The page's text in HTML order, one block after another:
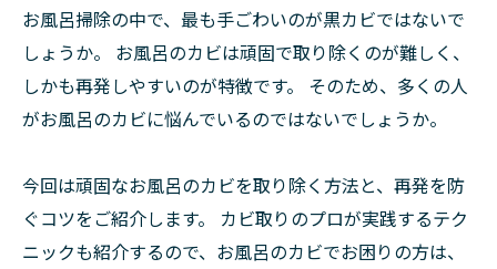
お風呂掃除の中で、最も手ごわいのが黒カビではないで
しょうか。 お風呂のカビは頑固で取り除くのが難しく、
しかも再発しやすいのが特徴です。 そのため、多くの人
がお風呂のカビに悩んでいるのではないでしょうか。
今回は頑固なお風呂のカビを取り除く方法と、再発を防
ぐコツをご紹介します。 カビ取りのプロが実践するテク
ニックも紹介するので、お風呂のカビでお困りの方は、